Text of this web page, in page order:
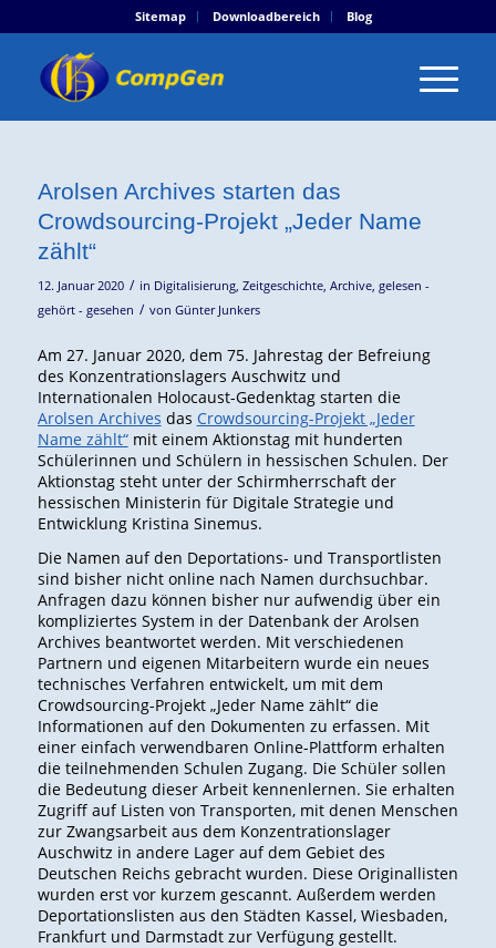
Sitemap Downloadbereich Blog
Arolsen Archives starten das
Crowdsourcing-Projekt „Jeder Name
zählt“
12. Januar 2020 / in Digitalisierung, Zeitgeschichte, Archive, gelesen -
gehört - gesehen / von Günter Junkers
Am 27. Januar 2020, dem 75. Jahrestag der Befreiung
des Konzentrationslagers Auschwitz und
Internationalen Holocaust-Gedenktag starten die
Arolsen Archives das Crowdsourcing-Projekt „Jeder
Name zählt“mit einem Aktionstag mit hunderten
Schülerinnen und Schülern in hessischen Schulen. Der
Aktionstag steht unter der Schirmherrschaft der
hessischen Ministerin für Digitale Strategie und
Entwicklung Kristina Sinemus.
Die Namen auf den Deportations- und Transportlisten
sind bisher nicht online nach Namen durchsuchbar.
Anfragen dazu können bisher nur aufwendig über ein
kompliziertes System in der Datenbank der Arolsen
Archives beantwortet werden. Mit verschiedenen
Partnern und eigenen Mitarbeitern wurde ein neues
technisches Verfahren entwickelt, um mit dem
Crowdsourcing-Projekt „Jeder Name zählt“ die
Informationen auf den Dokumenten zu erfassen. Mit
einer einfach verwendbaren Online-Plattform erhalten
die teilnehmenden Schulen Zugang. Die Schüler sollen
die Bedeutung dieser Arbeit kennenlernen. Sie erhalten
Zugriff auf Listen von Transporten, mit denen Menschen
zur Zwangsarbeit aus dem Konzentrationslager
Auschwitz in andere Lager auf dem Gebiet des
Deutschen Reichs gebracht wurden. Diese Originallisten
wurden erst vor kurzem gescannt. Außerdem werden
Deportationslisten aus den Städten Kassel, Wiesbaden,
Frankfurt und Darmstadt zur Verfügung gestellt.